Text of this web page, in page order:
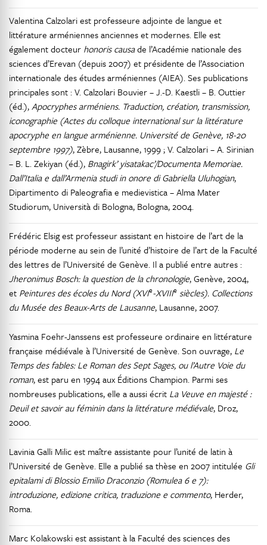
Valentina Calzolari est professeure adjointe de langue et
littérature arméniennes anciennes et modernes. Elle est
également docteur honoris causade l’Académie nationale des
sciences d’Erevan (depuis 2007) et présidente de l’Association
internationale des études arméniennes (AIEA). Ses publications
principales sont : V. Calzolari Bouvier – J.-D. Kaestli – B. Outtier
(éd.),Apocryphes arméniens. Traduction, création, transmission,
iconographie (Actes du colloque international sur la littérature
apocryphe en langue arménienne. Université de Genève, 18-20
septembre 1997), Zèbre, Lausanne, 1999 ; V. Calzolari – A. Sirinian
– B. L. Zekiyan (éd.), Bnagirk’ yisatakac’/Documenta Memoriae.
Dall’Italia e dall’Armenia studi in onore di Gabriella Uluhogian,
Dipartimento di Paleografia e medievistica – Alma Mater
Studiorum, Università di Bologna, Bologna, 2004.
Frédéric Elsig est professeur assistant en histoire de l’art de la
période moderne au sein de l’unité d’histoire de l’art de la Faculté
des lettres de l’Université de Genève. Il a publié entre autres :
Jheronimus Bosch: la question de la chronologie, Genève, 2004,
et Peintures des écoles du Nord (XVIe-XVIIIe siècles). Collections
du Musée des Beaux-Arts de Lausanne, Lausanne, 2007.
Yasmina Foehr-Janssens est professeure ordinaire en littérature
française médiévale à l’Université de Genève. Son ouvrage, Le
Temps des fables: Le Roman des Sept Sages, ou l’Autre Voie du
roman, est paru en 1994 aux Éditions Champion. Parmi ses
nombreuses publications, elle a aussi écrit La Veuve en majesté :
Deuil et savoir au féminin dans la littérature médiévale, Droz,
2000.
Lavinia Galli Milic est maître assistante pour l’unité de latin à
l’Université de Genève. Elle a publié sa thèse en 2007 intitulée Gli
epitalami di Blossio Emilio Draconzio (Romulea 6 e 7):
introduzione, edizione critica, traduzione e commento, Herder,
Roma.
Marc Kolakowski est assistant à la Faculté des sciences des